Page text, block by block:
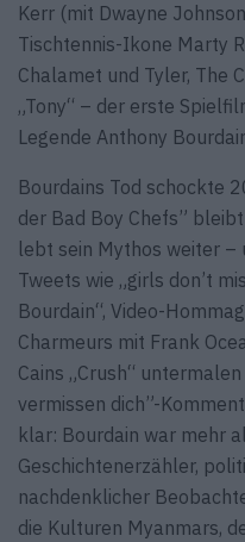
Kerr (mit Dwayne
Tischtennis-Ikone Marty
Chalamet und Tyler, The
„Tony“ – der erste
Legende Anthony
Bourdains Tod schockte
der Bad Boy Chefs”
lebt sein Mythos weiter –
Tweets wie „girls don’t
Bourdain“, Video-
Charmeurs mit Frank
Cains „Crush“
vermissen dich”-
klar: Bourdain war mehr
Geschichtenerzähler,
nachdenklicher
die Kulturen Myanmars,